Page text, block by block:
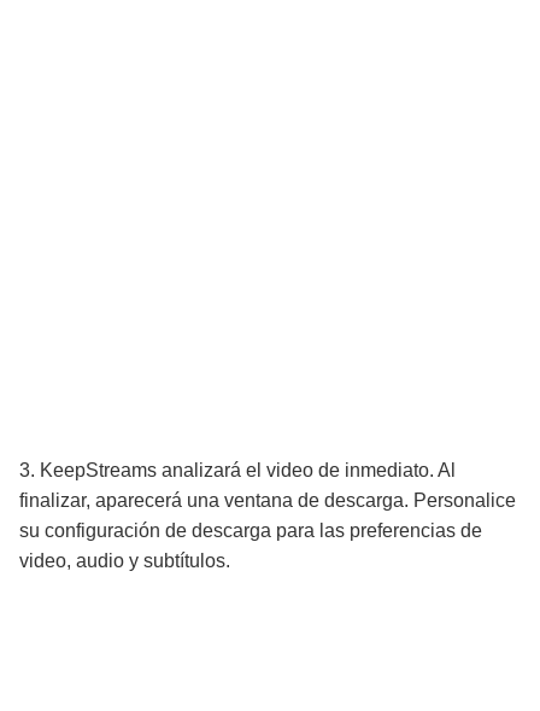
3. KeepStreams analizará el video de inmediato. Al
finalizar, aparecerá una ventana de descarga. Personalice
su configuración de descarga para las preferencias de
video, audio y subtítulos.